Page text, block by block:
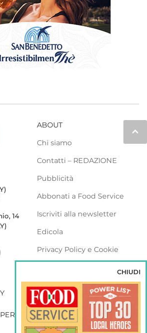
keyboard_arrow_up
14
ABOUT
Chi siamo
Contatti – REDAZIONE
Pubblicità
Abbonati a Food Service
Iscriviti alla newsletter
Edicola
Privacy Policy e Cookie
DISTRIBUZIONE
PERSONE WEBINAR VENDING
CHIUDI